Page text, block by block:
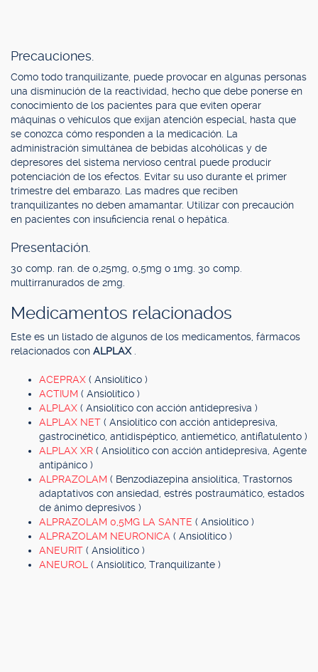
Precauciones.
Como todo tranquilizante, puede provocar en algunas personas
una disminución de la reactividad, hecho que debe ponerse en
conocimiento de los pacientes para que eviten operar
máquinas o vehículos que exijan atención especial, hasta que
se conozca cómo responden a la medicación. La
administración simultánea de bebidas alcohólicas y de
depresores del sistema nervioso central puede producir
potenciación de los efectos. Evitar su uso durante el primer
trimestre del embarazo. Las madres que reciben
tranquilizantes no deben amamantar. Utilizar con precaución
en pacientes con insuficiencia renal o hepática.
Presentación.
30 comp. ran. de 0,25mg, 0,5mg o 1mg. 30 comp.
multirranurados de 2mg.
Medicamentos relacionados
Este es un listado de algunos de los medicamentos, fármacos
relacionados con ALPLAX
ACEPRAX ( Ansiolítico )
ACTIUM ( Ansiolítico )
ALPLAX ( Ansiolítico con acción antidepresiva )
ALPLAX NET ( Ansiolítico con acción antidepresiva,
gastrocinético, antidispéptico, antiemético, antiflatulento )
ALPLAX XR ( Ansiolítico con acción antidepresiva, Agente
antipánico )
ALPRAZOLAM ( Benzodiazepina ansiolítica, Trastornos
adaptativos con ansiedad, estrés postraumático, estados
de ánimo depresivos )
ALPRAZOLAM 0,5MG LA SANTE ( Ansiolítico )
ALPRAZOLAM NEURONICA ( Ansiolítico )
ANEURIT ( Ansiolítico )
ANEUROL ( Ansiolítico, Tranquilizante )